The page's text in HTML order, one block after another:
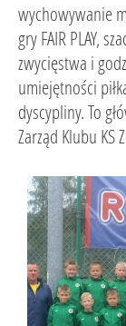
wychowywanie
gry FAIR PLAY,
zwycięstwa i
umiejętności
dyscypliny. To
Zarząd Klubu KS